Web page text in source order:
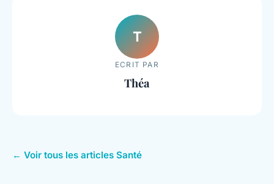
T
ECRIT PAR
Théa
← Voir tous les articles Santé